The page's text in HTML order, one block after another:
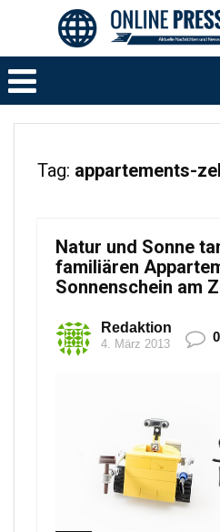
Tag: appartements-
Natur und Sonne
familiären
Sonnenschein am
Redaktion
4. März 2013 0